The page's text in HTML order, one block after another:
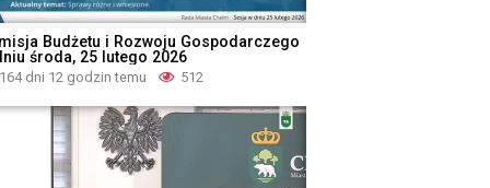
Budżetu i Rozwoju Gospodarczego
środa, 25 lutego 2026
164 dni 12 godzin temu 512